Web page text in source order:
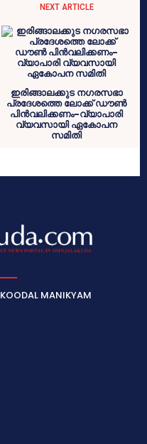
NEXT ARTICLE
ഇരിങ്ങാലക്കുട നഗരസഭാ
പ്രദേശത്തെ ലോക്ക് ഡൗണ്‍
പിന്‍വലിക്കണം-വ്യാപാരി
വ്യവസായി ഏകോപന
സമിതി
KOODAL MANIKYAM